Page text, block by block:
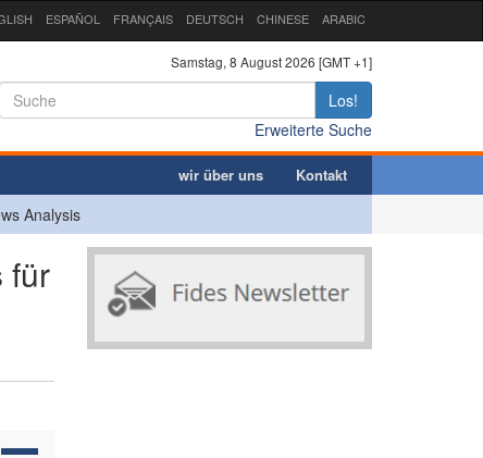
ESPAÑOL FRANÇAIS DEUTSCH CHINESE ARABIC
Samstag, 8 August 2026 [GMT +1]
Los!
Erweiterte Suche
wir über uns Kontakt
Analysis
für